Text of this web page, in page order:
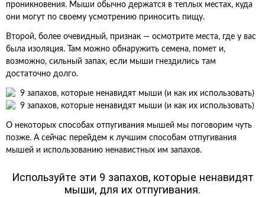
проникновения. Мыши обычно держатся в теплых местах, куда
они могут по своему усмотрению приносить пищу.
Второй, более очевидный, признак — осмотрите места, где у вас
была изоляция. Там можно обнаружить семена, помет и,
возможно, сильный запах, если мыши гнездились там
достаточно долго.
О некоторых способах отпугивания мышей мы поговорим чуть
позже. А сейчас перейдем к лучшим способам отпугивания
мышей и использованию ненавистных им запахов.
Используйте эти 9 запахов, которые ненавидят
мыши, для их отпугивания.